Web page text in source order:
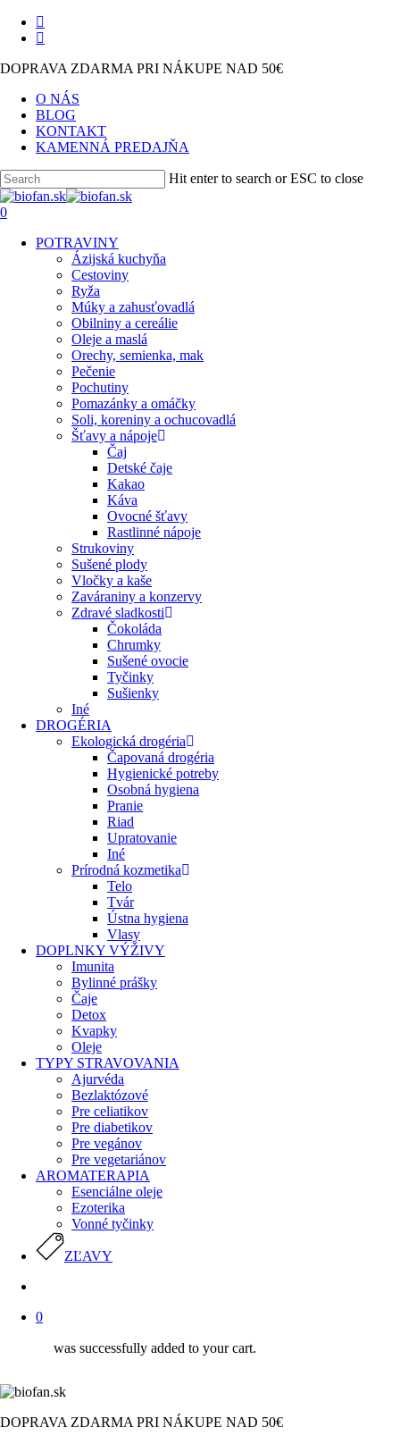
Skip
content
facebook
instagram
DOPRAVA ZDARMA PRI NÁKUPE NAD 50€
O NÁS
BLOG
KONTAKT
KAMENNÁ PREDAJŇA
Hit enter to search or ESC to close
Close
Search
search
0
POTRAVINY
Ázijská kuchyňa
Cestoviny
Ryža
Múky a zahusťovadlá
Obilniny a cereálie
Oleje a maslá
Orechy, semienka, mak
Pečenie
Pochutiny
Pomazánky a omáčky
Soli, koreniny a ochucovadlá
Šťavy a nápoje
Čaj
Detské čaje
Kakao
Káva
Ovocné šťavy
Rastlinné nápoje
Strukoviny
Sušené plody
Vločky a kaše
Zaváraniny a konzervy
Zdravé sladkosti
Čokoláda
Chrumky
Sušené ovocie
Tyčinky
Sušienky
Iné
DROGÉRIA
Ekologická drogéria
Čapovaná drogéria
Hygienické potreby
Osobná hygiena
Pranie
Riad
Upratovanie
Iné
Prírodná kozmetika
Telo
Tvár
Ústna hygiena
Vlasy
DOPLNKY VÝŽIVY
Imunita
Bylinné prášky
Čaje
Detox
Kvapky
Oleje
TYPY STRAVOVANIA
Ajurvéda
Bezlaktózové
Pre celiatikov
Pre diabetikov
Pre vegánov
Pre vegetariánov
AROMATERAPIA
Esenciálne oleje
Ezoterika
Vonné tyčinky
ZĽAVY
0
was successfully added to your cart.
DOPRAVA ZDARMA PRI NÁKUPE NAD 50€